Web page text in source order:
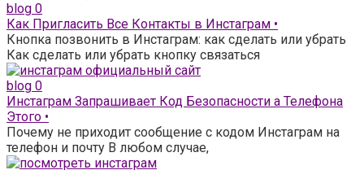
blog 0
Как Пригласить Все Контакты в Инстаграм •
Кнопка позвонить в Инстаграм: как сделать или убрать
Как сделать или убрать кнопку связаться
blog 0
Инстаграм Запрашивает Код Безопасности а Телефона
Этого •
Почему не приходит сообщение с кодом Инстаграм на
телефон и почту В любом случае,